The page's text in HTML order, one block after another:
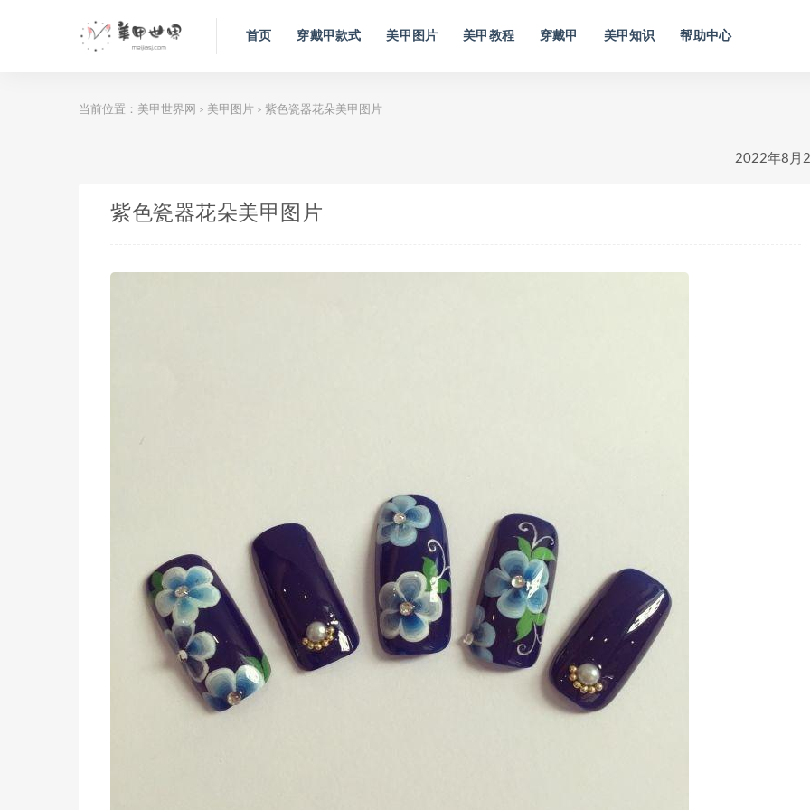
首页 穿戴甲款式 美甲图片 美甲教程 穿戴甲 美甲知识 帮助中心
当前位置： 美甲世界网 > 美甲图片 > 紫色瓷器花朵美甲图片
2022年8月
紫色瓷器花朵美甲图片